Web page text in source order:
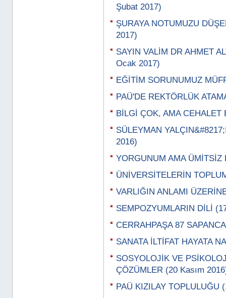
Şubat 2017)
ŞURAYA NOTUMUZU
2017)
SAYIN VALİM DR AHMET
Ocak 2017)
EĞİTİM SORUNUMUZ
PAÜ'DE REKTÖRLÜK
BİLGİ ÇOK, AMA
SÜLEYMAN
2016)
YORGUNUM AMA ÜMİTSİZ
ÜNİVERSİTELERİN
VARLIĞIN ANLAMI
SEMPOZYUMLARIN DİLİ
CERRAHPAŞA 87
SANATA İLTİFAT HAYATA
SOSYOLOJİK VE
ÇÖZÜMLER (20 Kasım
PAÜ KIZILAY TOPLULUĞU